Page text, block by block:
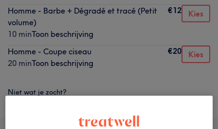
Homme - Barbe + Dégradé et tracé (Petit
volume)
10 minToon beschrijving
€12 Kies
Homme - Coupe ciseau
20 minToon beschrijving
€20 Kies
Niet wat je zocht?